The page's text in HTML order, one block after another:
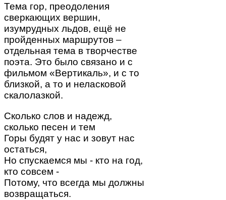
Тема гор, преодоления
сверкающих вершин,
изумрудных льдов, ещё не
пройденных маршрутов –
отдельная тема в творчестве
поэта. Это было связано и с
фильмом «Вертикаль», и с то
близкой, а то и неласковой
скалолазкой.
Сколько слов и надежд,
сколько песен и тем
Горы будят у нас и зовут нас
остаться,
Но спускаемся мы - кто на год,
кто совсем -
Потому, что всегда мы должны
возвращаться.